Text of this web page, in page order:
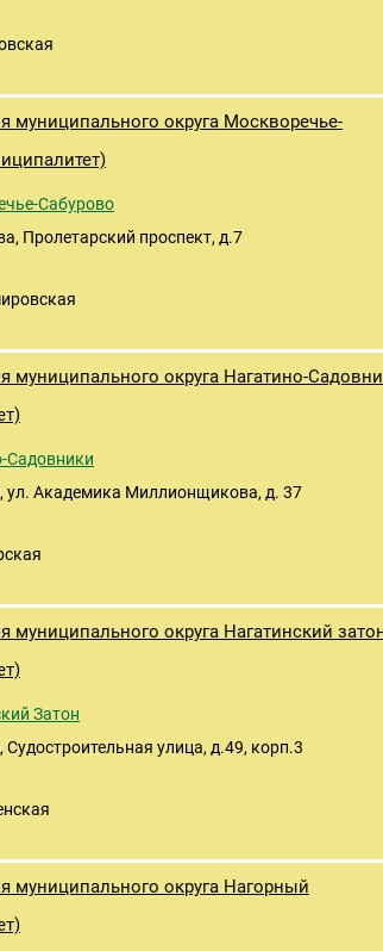
муниципального округа Москворечье-
Сабурово
Пролетарский проспект, д.7
муниципального округа Нагатино-
Садовники
ул. Академика Миллионщикова, д. 37
муниципального округа Нагатинский
Затон
улица, д.49, корп.3
муниципального округа Нагорный